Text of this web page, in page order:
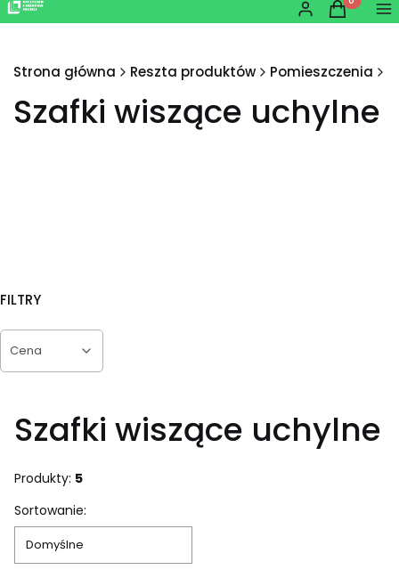
Zaloguj się
Produkty
Koszyk
Strona główna Reszta produktów Pomieszczenia
Szafki wiszące uchylne
FILTRY
Cena
Szafki wiszące uchylne
Produkty: 5
Lista produktów
Sortowanie:
Domyślne